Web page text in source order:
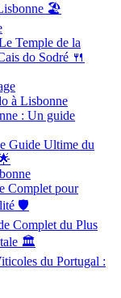
🏖️
Temple de la
do Sodré 🍴
à Lisbonne
: Un guide
Guide Ultime du
Complet pour
🛡️
Complet du Plus
🏛️
du Portugal :